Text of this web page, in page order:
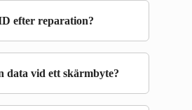
efter reparation?
data vid ett skärmbyte?